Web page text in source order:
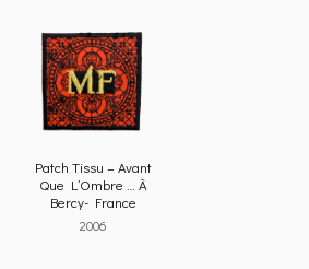
Patch Tissu – Avant
Que L’Ombre … À
Bercy- France
2006